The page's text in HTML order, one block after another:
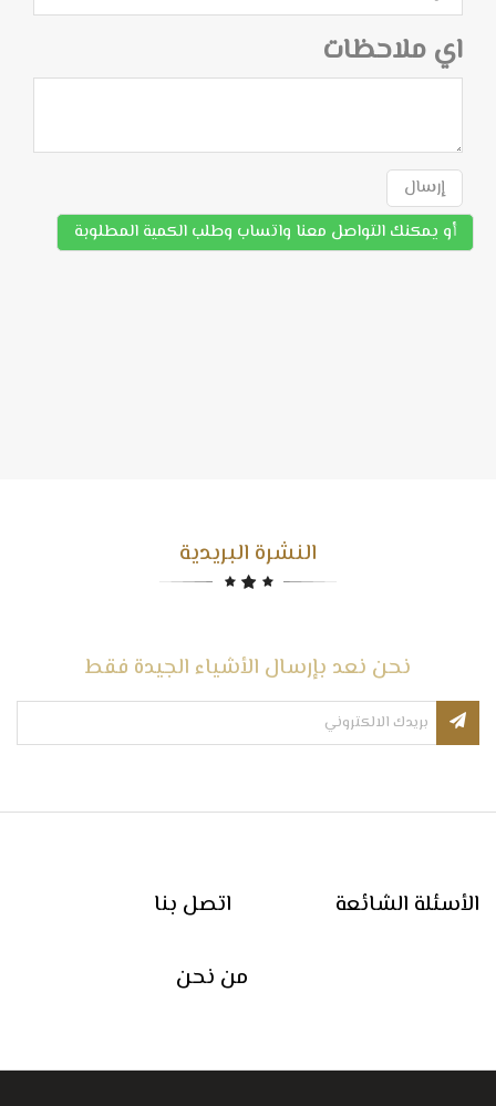
اي ملاحظات
إرسال
أو يمكنك التواصل معنا واتساب وطلب الكمية المطلوبة
النشرة البريدية
نحن نعد بإرسال الأشياء الجيدة فقط
اتصل بنا الأسئلة الشائعة
من نحن